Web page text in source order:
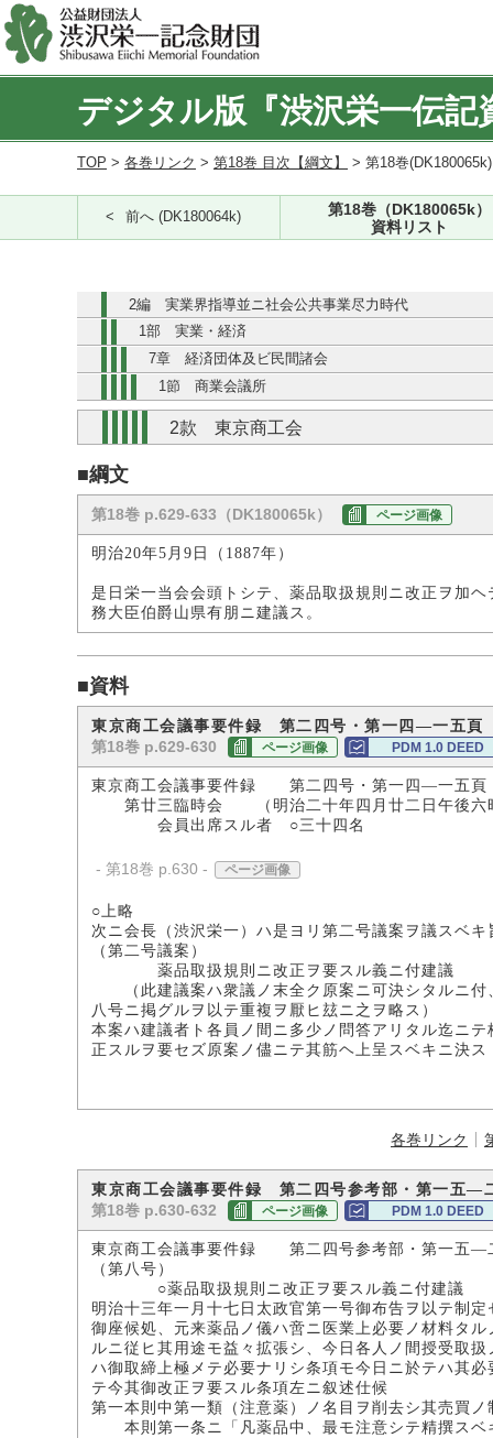
デジタル版『渋沢栄一伝記
TOP > 各巻リンク > 第18巻 目次【綱文】 > 第18巻
前へ (DK180064k)
第18巻（DK180065k）
資料リスト
2編 実業界指導並ニ社会公共事業尽力時代
1部 実業・経済
7章 経済団体及ビ民間諸会
1節 商業会議所
2款 東京商工会
■綱文
第18巻 p.629-633（DK180065k） ページ画像
明治20年5月9日（1887年）
是日栄一当会会頭トシテ、薬品取扱規則ニ改正ヲ加
務大臣伯爵山県有朋ニ建議ス。
■資料
東京商工会議事要件録 第二四号・第一四―一五頁
第18巻 p.629-630 ページ画像 PDM 1.0 DEED
東京商工会議事要件録 第二四号・第一四―一五頁
第廿三臨時会 （明治二十年四月廿二日午後六
会員出席スル者 ○三十四名
- 第18巻 p.630 - ページ画像
○上略
次ニ会長（渋沢栄一）ハ是ヨリ第二号議案ヲ議スベ
（第二号議案）
薬品取扱規則ニ改正ヲ要スル義ニ付建議
（此建議案ハ衆議ノ末全ク原案ニ可決シタルニ付
八号ニ掲グルヲ以テ重複ヲ厭ヒ玆ニ之ヲ略ス）
本案ハ建議者ト各員ノ間ニ多少ノ問答アリタル迄ニ
正スルヲ要セズ原案ノ儘ニテ其筋ヘ上呈スベキニ決ス
各巻リンク
東京商工会議事要件録 第二四号参考部・第一五―
第18巻 p.630-632 ページ画像 PDM 1.0 DEED
東京商工会議事要件録 第二四号参考部・第一五
（第八号）
○薬品取扱規則ニ改正ヲ要スル義ニ付建議
明治十三年一月十七日太政官第一号御布告ヲ以テ制
御座候処、元来薬品ノ儀ハ啻ニ医業上必要ノ材料タ
ルニ従ヒ其用途モ益々拡張シ、今日各人ノ間授受取
ハ御取締上極メテ必要ナリシ条項モ今日ニ於テハ其
テ今其御改正ヲ要スル条項左ニ叙述仕候
第一本則中第一類（注意薬）ノ名目ヲ削去シ其売買ノ
本則第一条ニ「凡薬品中、最モ注意シテ精撰スベ